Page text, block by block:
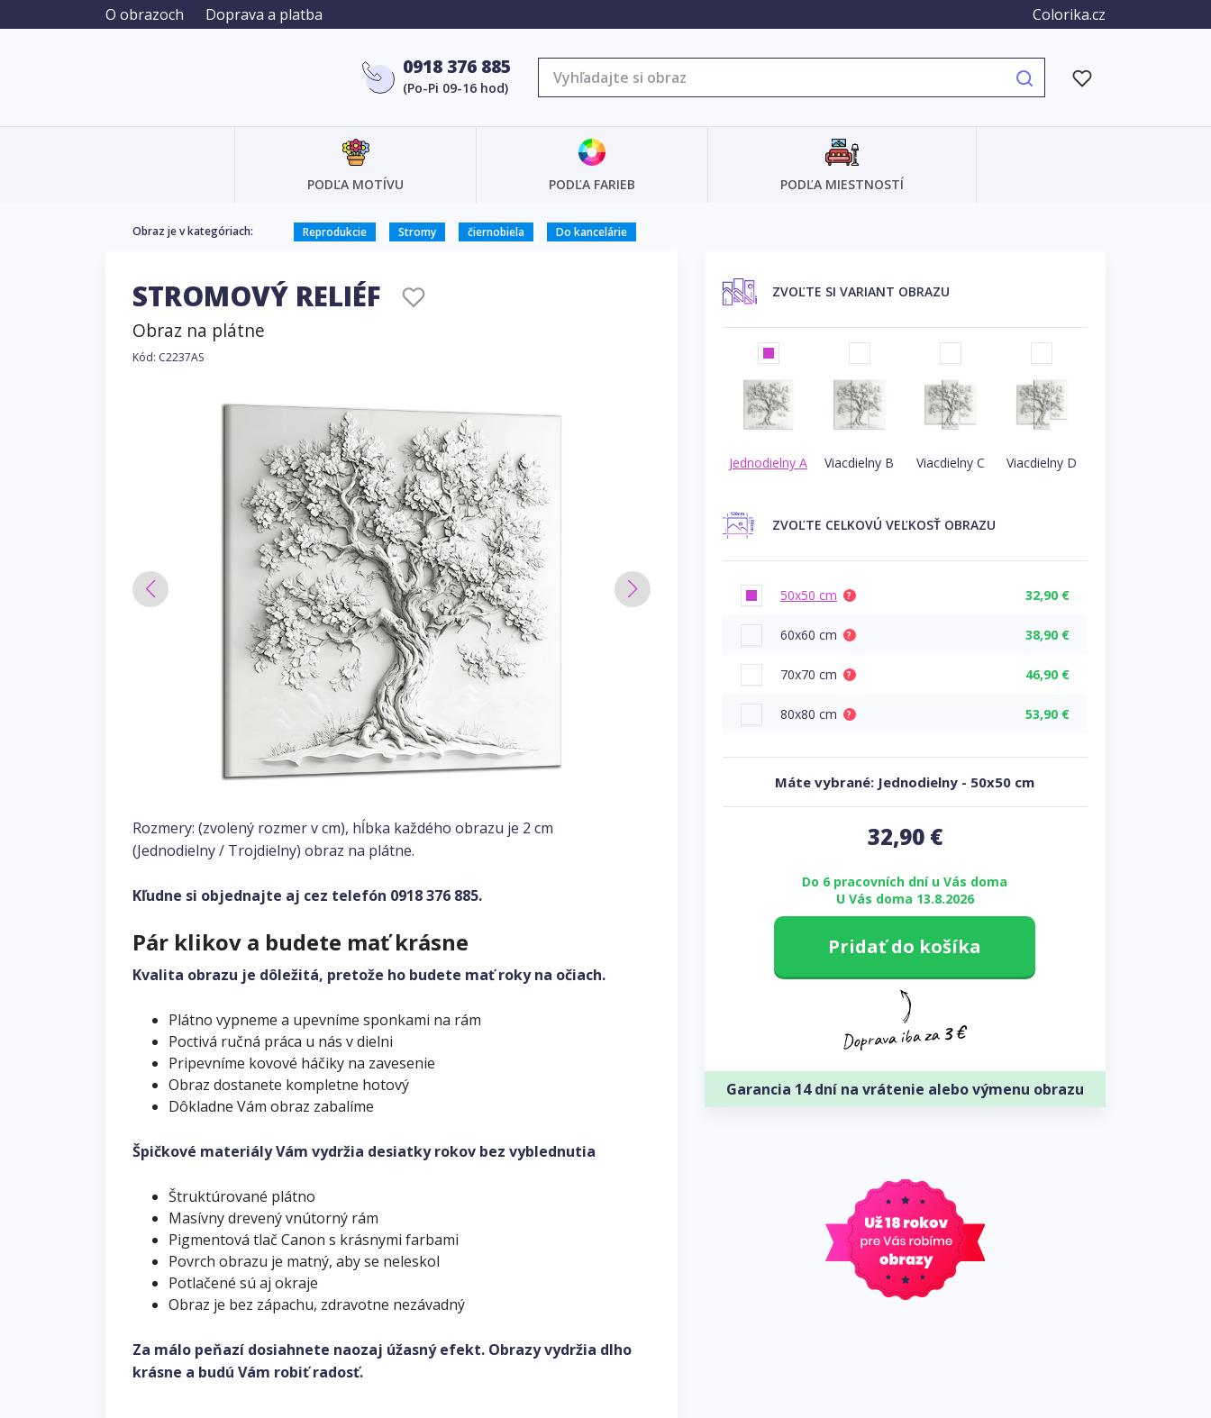
O obrazoch Doprava a platba Colorika.cz
0918 376 885
(Po-Pi 09-16 hod)
PODĽA MOTÍVU PODĽA FARIEB PODĽA MIESTNOSTÍ
Obraz je v kategóriach: Reprodukcie Stromy čiernobiela Do kancelárie
STROMOVÝ RELIÉF
Obraz na plátne
Kód: C2237AS
Rozmery: (zvolený rozmer v cm), hĺbka každého obrazu je 2 cm
(Jednodielny / Trojdielny) obraz na plátne.
Kľudne si objednajte aj cez telefón 0918 376 885.
Pár klikov a budete mať krásne
Kvalita obrazu je dôležitá, pretože ho budete mať roky na očiach.
Plátno vypneme a upevníme sponkami na rám
Poctivá ručná práca u nás v dielni
Pripevníme kovové háčiky na zavesenie
Obraz dostanete kompletne hotový
Dôkladne Vám obraz zabalíme
Špičkové materiály Vám vydržia desiatky rokov bez vyblednutia
Štruktúrované plátno
Masívny drevený vnútorný rám
Pigmentová tlač Canon s krásnymi farbami
Povrch obrazu je matný, aby se neleskol
Potlačené sú aj okraje
Obraz je bez zápachu, zdravotne nezávadný
Za málo peňazí dosiahnete naozaj úžasný efekt. Obrazy vydržia dlho
krásne a budú Vám robiť radosť.
ZVOĽTE SI VARIANT OBRAZU
Jednodielny A Viacdielny B Viacdielny C Viacdielny D
ZVOĽTE CELKOVÚ VEĽKOSŤ OBRAZU
50x50 cm ? 32,90 €
60x60 cm ? 38,90 €
70x70 cm ? 46,90 €
80x80 cm ? 53,90 €
Máte vybrané: Jednodielny - 50x50 cm
32,90€
Do 6 pracovních dní u Vás doma
U Vás doma 13.8.2026
Pridať do košíka
Garancia 14 dní na vrátenie alebo výmenu obrazu